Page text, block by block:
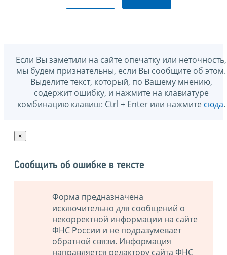
Если Вы заметили на сайте опечатку или неточность,
мы будем признательны, если Вы сообщите об этом.
Выделите текст, который, по Вашему мнению,
содержит ошибку, и нажмите на клавиатуре
комбинацию клавиш: Ctrl + Enter или нажмите сюда.
×
Сообщить об ошибке в тексте
Форма предназначена
исключительно для сообщений о
некорректной информации на сайте
ФНС России и не подразумевает
обратной связи. Информация
направляется редактору сайта ФНС